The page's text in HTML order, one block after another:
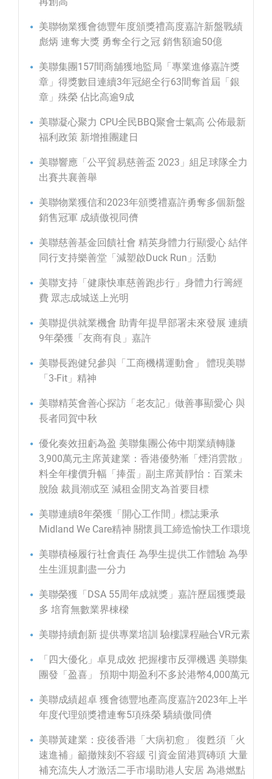
美聯物業獲會德豐年度頒獎禮高度嘉許新盤戰績
彪炳 連奪大獎 勇奪全行之冠 銷售額逾50億
美聯集團157間商舖獲地監局「專業進修嘉許獎
章」得獎數目連續3年冠絕全行63間奪首屆「銀
章」殊榮 佔比高逾9成
美聯凝心聚力 CPU全民BBQ聚會士氣高 公佈最新
福利政策 新增推團建日
美聯響應「公平貿易慈善盃 2023」組足球隊全力
出賽共襄善舉
美聯物業獲信和2023年頒獎禮嘉許勇奪多個新盤
銷售冠軍 成績傲視同儕
美聯慈善基金回饋社會 精英身體力行顯愛心 結伴
同行支持樂善堂「減塑啟Duck Run」活動
美聯支持「健康快車慈善跑步行」身體力行籌經
費 眾志成城送上光明
美聯提供就業機會 助青年提早部署未來發展 連續
9年榮獲「友商有良」嘉許
美聯長跑健兒參與「工商機構運動會」 體現美聯
「3-Fit」精神
美聯精英會善心探訪「老友記」做善事顯愛心 與
長者同賀中秋
優化奏效扭虧為盈 美聯集團公佈中期業績轉賺
3,900萬元主席黃建業：香港優勢漸「煙消雲散」
料全年樓價升幅「捧蛋」副主席黃靜怡：百業未
脫險 裁員潮或至 減租金開支為首要目標
美聯連續8年榮獲「開心工作間」標誌秉承
Midland We Care精神 關懷員工締造愉快工作環境
美聯積極履行社會責任 為學生提供工作體驗 為學
生生涯規劃盡一分力
美聯榮獲「DSA 55周年成就獎」嘉許歷屆獲獎最
多 培育無數業界棟樑
美聯持續創新 提供專業培訓 驗樓課程融合VR元素
「四大優化」卓見成效 把握樓市反彈機遇 美聯集
團發「盈喜」 預期中期盈利不多於港幣4,000萬元
美聯成績超卓 獲會德豐地產高度嘉許2023年上半
年度代理頒獎禮連奪5項殊榮 驕績傲同儕
美聯黃建業：疫後香港「大病初愈」 復甦須「火
速進補」籲撤辣刻不容緩 引資金留港買磚頭 大量
補充流失人才激活二手市場助港人安居 為港燃點